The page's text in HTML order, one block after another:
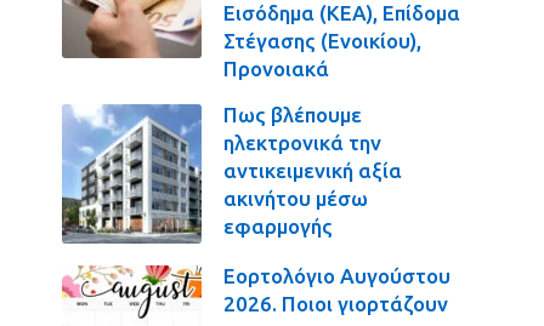
Εισόδημα (ΚΕΑ), Επίδομα
Στέγασης (Ενοικίου),
Προνοιακά
Πως βλέπουμε
ηλεκτρονικά την
αντικειμενική αξία
ακινήτου μέσω
εφαρμογής
Εορτολόγιο Αυγούστου
2026. Ποιοι γιορτάζουν